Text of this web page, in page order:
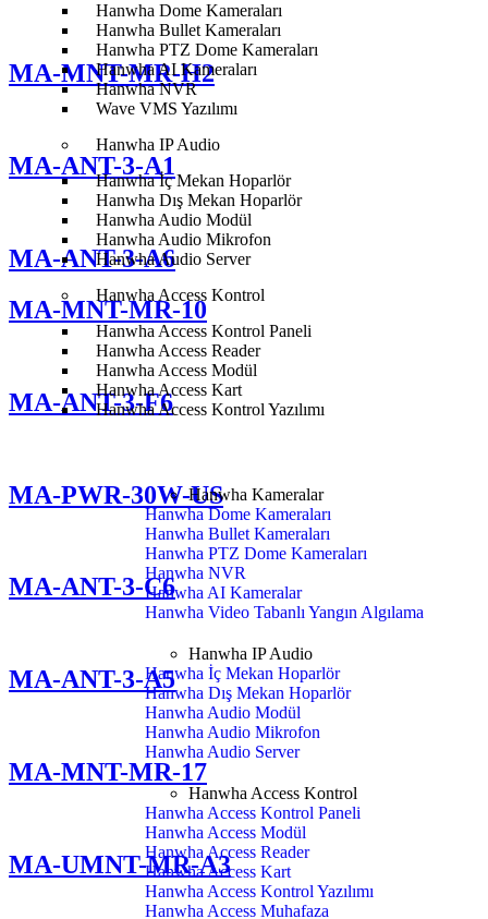
Hanwha Dome Kameraları
Hanwha Bullet Kameraları
Hanwha PTZ Dome Kameraları
Hanwha AI Kameraları
Hanwha NVR
Wave VMS Yazılımı
Hanwha IP Audio
Hanwha İç Mekan Hoparlör
Hanwha Dış Mekan Hoparlör
Hanwha Audio Modül
Hanwha Audio Mikrofon
Hanwha Audio Server
Hanwha Access Kontrol
Hanwha Access Kontrol Paneli
Hanwha Access Reader
Hanwha Access Modül
Hanwha Access Kart
Hanwha Access Kontrol Yazılımı
Hanwha Kameralar
Hanwha Dome Kameraları
Hanwha Bullet Kameraları
Hanwha PTZ Dome Kameraları
Hanwha NVR
Hanwha AI Kameralar
Hanwha Video Tabanlı Yangın Algılama
Hanwha IP Audio
Hanwha İç Mekan Hoparlör
Hanwha Dış Mekan Hoparlör
Hanwha Audio Modül
Hanwha Audio Mikrofon
Hanwha Audio Server
Hanwha Access Kontrol
Hanwha Access Kontrol Paneli
Hanwha Access Modül
Hanwha Access Reader
Hanwha Access Kart
Hanwha Access Kontrol Yazılımı
Hanwha Access Muhafaza
MA-MNT-MR-H2
MA-ANT-3-A1
MA-ANT-3-A6
MA-MNT-MR-10
MA-ANT-3-F6
MA-PWR-30W-US
MA-ANT-3-C6
MA-ANT-3-A5
MA-MNT-MR-17
MA-UMNT-MR-A3